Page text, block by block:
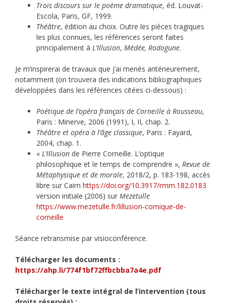
Trois discours sur le poème dramatique, éd. Louvat-
Escola, Paris, GF, 1999.
Théâtre, édition au choix. Outre les pièces tragiques
les plus connues, les références seront faites
principalement à L’Illusion, Médée, Rodogune.
Je m’inspirerai de travaux que j’ai menés antérieurement,
notamment (on trouvera des indications bibliographiques
développées dans les références citées ci-dessous) :
Poétique de l’opéra français de Corneille à Rousseau,
Paris : Minerve, 2006 (1991), I, II, chap. 2.
Théâtre et opéra à l’âge classique, Paris : Fayard,
2004, chap. 1.
« L’Illusion de Pierre Corneille. L’optique
philosophique et le temps de comprendre », Revue de
Métaphysique et de morale, 2018/2, p. 183-198, accès
libre sur Cairn https://doi.org/10.3917/rmm.182.0183
version initiale (2006) sur Mezetulle
https://www.mezetulle.fr/lillusion-comique-de-
corneille
Séance retransmise par visioconférence.
Télécharger les documents :
https://ahp.li/774f1bf72ffbcbba7a4e.pdf
Télécharger le texte intégral de l’intervention (tous